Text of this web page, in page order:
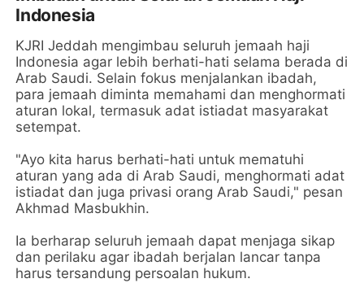
Indonesia
KJRI Jeddah mengimbau seluruh jemaah haji
Indonesia agar lebih berhati-hati selama berada di
Arab Saudi. Selain fokus menjalankan ibadah,
para jemaah diminta memahami dan menghormati
aturan lokal, termasuk adat istiadat masyarakat
setempat.
"Ayo kita harus berhati-hati untuk mematuhi
aturan yang ada di Arab Saudi, menghormati adat
istiadat dan juga privasi orang Arab Saudi," pesan
Akhmad Masbukhin.
Ia berharap seluruh jemaah dapat menjaga sikap
dan perilaku agar ibadah berjalan lancar tanpa
harus tersandung persoalan hukum.